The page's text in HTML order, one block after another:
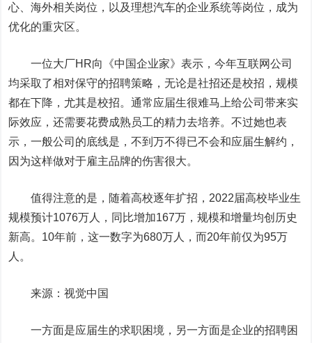
心、海外相关岗位，以及理想汽车的企业系统等岗位，成为
优化的重灾区。
一位大厂HR向《中国企业家》表示，今年互联网公司
均采取了相对保守的招聘策略，无论是社招还是校招，规模
都在下降，尤其是校招。通常应届生很难马上给公司带来实
际效应，还需要花费成熟员工的精力去培养。不过她也表
示，一般公司的底线是，不到万不得已不会和应届生解约，
因为这样做对于雇主品牌的伤害很大。
值得注意的是，随着高校逐年扩招，2022届高校毕业生
规模预计1076万人，同比增加167万，规模和增量均创历史
新高。 10年前，这一数字为680万人，而20年前仅为95万
人。
来源：视觉中国
一方面是应届生的求职困境，另一方面是企业的招聘困